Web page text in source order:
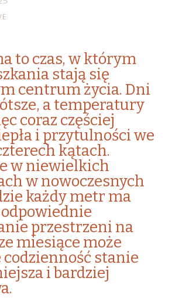
to czas, w którym
stają się
centrum życia. Dni
a temperatury
coraz częściej
i przytulności we
kątach.
w niewielkich
w nowoczesnych
każdy metr ma
przestrzeni na
miesiące może
codzienność stanie
i bardziej